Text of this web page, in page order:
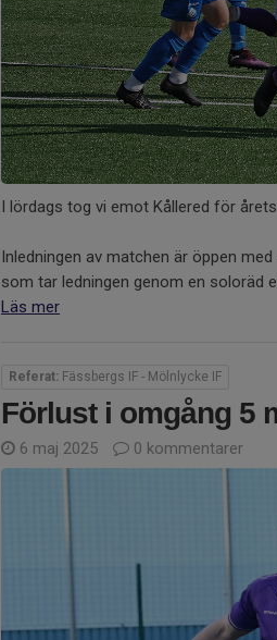
I lördags tog vi emot Kållered för
Inledningen av matchen är öppen
som tar ledningen genom en soloräd
Läs mer
Referat: Fässbergs IF - Mölnlycke IF
Förlust i omgång 5
6 maj 2025 0 kommentarer